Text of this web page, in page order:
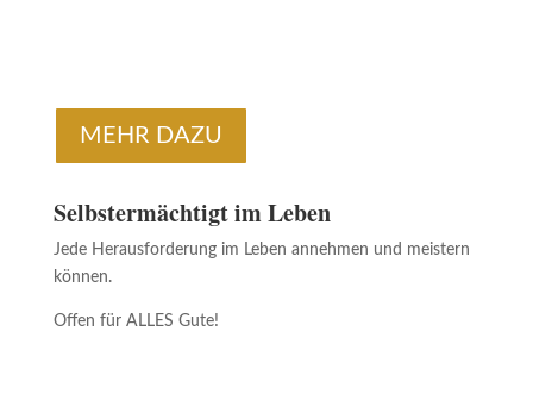
MEHR DAZU
Selbstermächtigt im Leben
Jede Herausforderung im Leben annehmen und meistern
können.
Offen für ALLES Gute!